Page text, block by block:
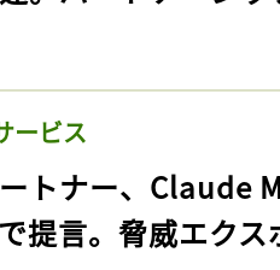
ービス
ートナー、Claude
提言。脅威エク
会員登録